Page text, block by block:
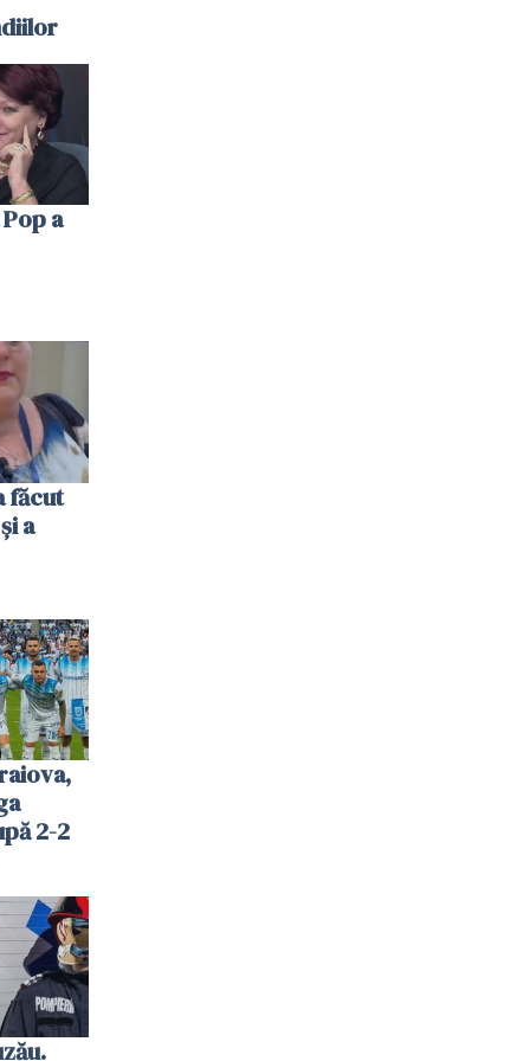
a
făcut
a
2-2